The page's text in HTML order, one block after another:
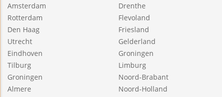
Amsterdam
Rotterdam
Den Haag
Utrecht
Eindhoven
Tilburg
Groningen
Almere
Drenthe
Flevoland
Friesland
Gelderland
Groningen
Limburg
Noord-Brabant
Noord-Holland